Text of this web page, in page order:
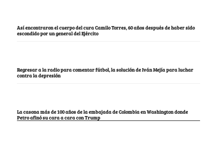
Así encontraron el cuerpo del cura Camilo Torres, 60 años después de haber sido
escondido por un general del Ejército
Regresar a la radio para comentar fútbol, la solución de Iván Mejía para luchar
contra la depresión
La casona más de 100 años de la embajada de Colombia en Washington donde
Petro afinó su cara a cara con Trump